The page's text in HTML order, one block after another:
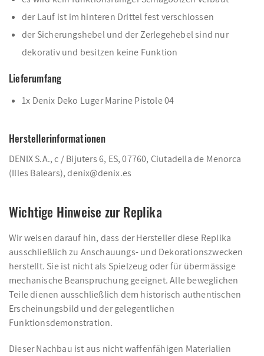
der Lauf ist im hinteren Drittel fest verschlossen
der Sicherungshebel und der Zerlegehebel sind nur
dekorativ und besitzen keine Funktion
Lieferumfang
1x Denix Deko Luger Marine Pistole 04
Herstellerinformationen
DENIX S.A., c / Bijuters 6, ES, 07760, Ciutadella de Menorca
(Illes Balears), denix@denix.es
Wichtige Hinweise zur Replika
Wir weisen darauf hin, dass der Hersteller diese Replika
ausschließlich zu Anschauungs- und Dekorationszwecken
herstellt. Sie ist nicht als Spielzeug oder für übermässige
mechanische Beanspruchung geeignet. Alle beweglichen
Teile dienen ausschließlich dem historisch authentischen
Erscheinungsbild und der gelegentlichen
Funktionsdemonstration.
Dieser Nachbau ist aus nicht waffenfähigen Materialien